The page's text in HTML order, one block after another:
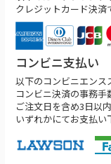
クレジットカード決済
コンビニ支払い
以下のコンビニエンス
コンビニ決済の事務手
ご注文日を含め3日以
いずれかにてお支払い